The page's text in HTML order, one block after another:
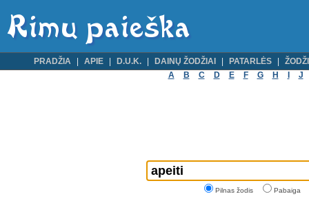
PRADŽIA APIE D.U.K. DAINŲ ŽODŽIAI PATARLĖS
A
B C D E F G H J
Pilnas žodis Pabaiga